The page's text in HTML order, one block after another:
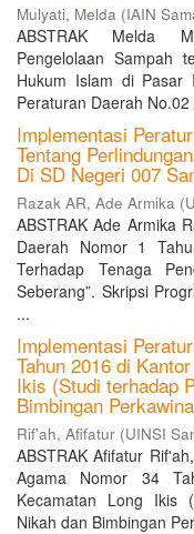
Mulyati, Melda (IAIN
ABSTRAK Melda
Pengelolaan Sampah
Hukum Islam di Pasar
Peraturan Daerah
Implementasi
Tentang
Di SD Negeri 007
Razak AR, Ade Armika (
ABSTRAK Ade Armika
Daerah Nomor 1
Terhadap Tenaga
Seberang”. Skripsi
...
Implementasi
Tahun 2016 di
Ikis (Studi terhadap
Bimbingan
Rif'ah, Afifatur (UINSI
ABSTRAK Afifatur
Agama Nomor 34
Kecamatan Long Ikis
Nikah dan Bimbingan